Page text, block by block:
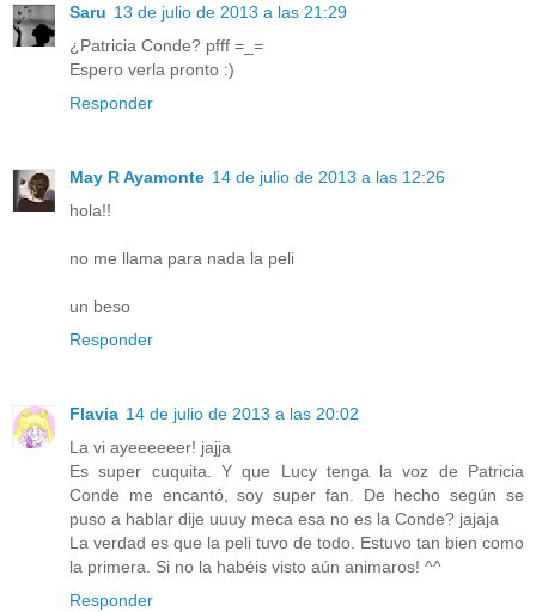
Saru 13 de julio de 2013 a las 21:29
¿Patricia Conde? pfff =_=
Espero verla pronto :)
Responder
May R Ayamonte 14 de julio de 2013 a las 12:26
hola!!
no me llama para nada la peli
un beso
Responder
Flavia 14 de julio de 2013 a las 20:02
La vi ayeeeeeer! jajja
Es super cuquita. Y que Lucy tenga la voz de Patricia
Conde me encantó, soy super fan. De hecho según se
puso a hablar dije uuuy meca esa no es la Conde? jajaja
La verdad es que la peli tuvo de todo. Estuvo tan bien como
la primera. Si no la habéis visto aún animaros! ^^
Responder